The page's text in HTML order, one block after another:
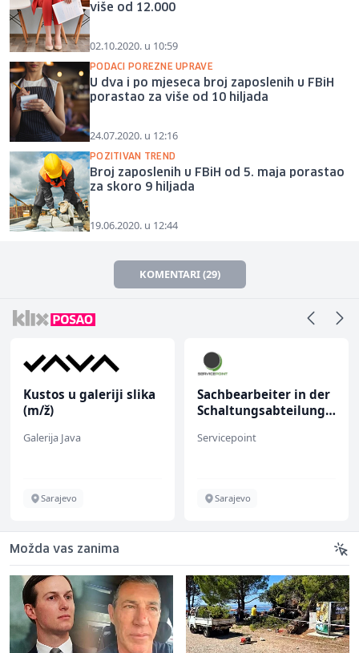
više od 12.000
02.10.2020. u 10:59
PODACI POREZNE UPRAVE
U dva i po mjeseca broj zaposlenih u FBiH
porastao za više od 10 hiljada
24.07.2020. u 12:16
POZITIVAN TREND
Broj zaposlenih u FBiH od 5. maja porastao
za skoro 9 hiljada
19.06.2020. u 12:44
KOMENTARI (29)
Kustos u galeriji slika
(m/ž)
Galerija Java
Sarajevo
Sachbearbeiter in der
Schaltungsabteilung
Servicepoint
Sarajevo
Možda vas zanima